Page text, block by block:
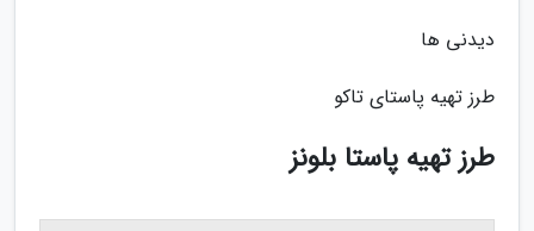
دیدنی ها
طرز تهیه پاستای تاکو
طرز تهیه پاستا بلونز